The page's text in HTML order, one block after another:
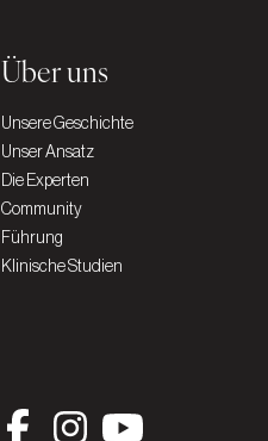
Über uns
Unsere Geschichte
Unser Ansatz
Die Experten
Community
Führung
Klinische Studien